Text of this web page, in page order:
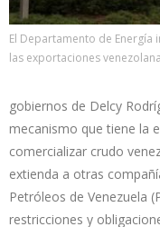
El Departamento de
las exportaciones
gobiernos de Delcy
mecanismo que tiene la
comercializar crudo
extienda a otras
Petróleos de Venezuela
restricciones y